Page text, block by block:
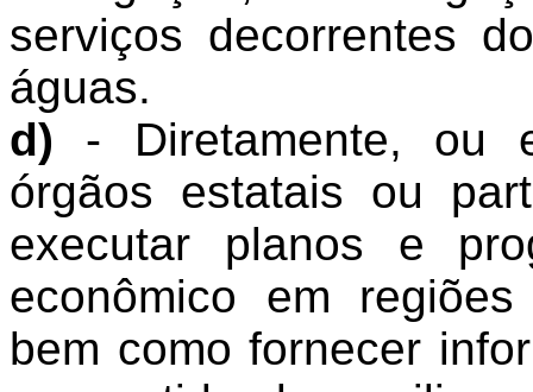
serviços decorrentes
águas.
d) - Diretamente, ou
órgãos estatais ou
executar planos e
econômico em
bem como fornecer